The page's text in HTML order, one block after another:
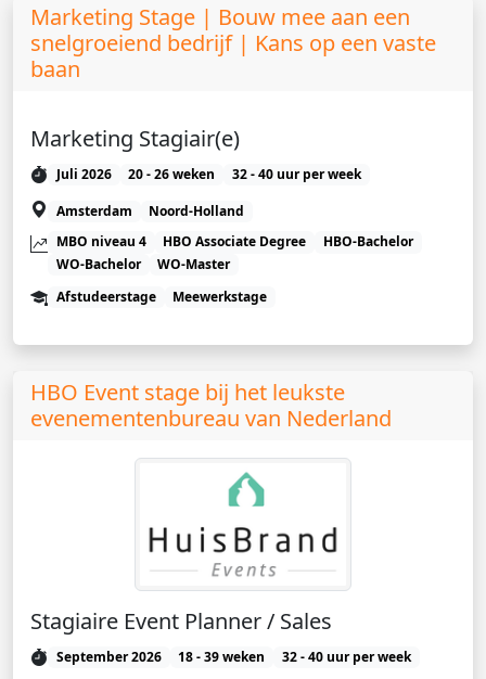
Marketing Stage | Bouw mee aan een
snelgroeiend bedrijf | Kans op een vaste
baan
Marketing Stagiair(e)
Juli 2026 20 - 26 weken
32 - 40 uur per week
Amsterdam
Noord-Holland
MBO niveau 4
HBO Associate Degree
HBO-Bachelor
WO-Bachelor
WO-Master
Afstudeerstage
Meewerkstage
HBO Event stage bij het leukste
evenementenbureau van Nederland
Stagiaire Event Planner / Sales
September 2026 18 - 39 weken 32 - 40 uur per week